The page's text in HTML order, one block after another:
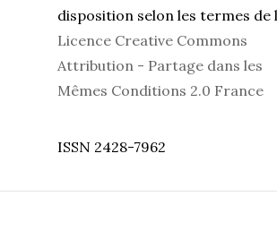
disposition selon les termes de
Licence Creative Commons
Attribution - Partage dans les
Mêmes Conditions 2.0 France
ISSN 2428-7962